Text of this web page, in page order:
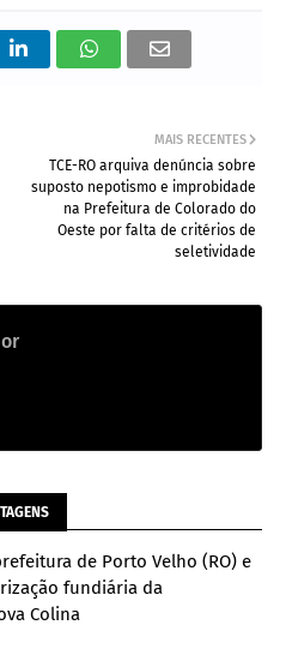
MAIS RECENTES
TCE-RO arquiva denúncia sobre
suposto nepotismo e improbidade
na Prefeitura de Colorado do
Oeste por falta de critérios de
seletividade
de Porto Velho (RO) e
fundiária da
Colina